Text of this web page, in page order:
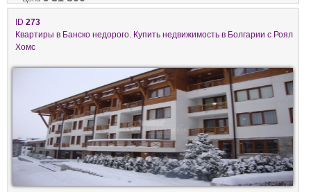
ID 273
Квартиры в Банско недорого. Купить недвижимость в Болгарии с Роял
Хомс